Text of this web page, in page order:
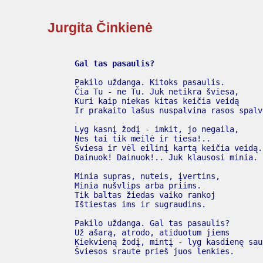
Jurgita Činkienė
Gal tas pasaulis?
      Pakilo uždanga. Kitoks pasaulis.
      Čia Tu - ne Tu. Juk netikra šviesa,
      Kuri kaip niekas kitas keičia veidą
Ir prakaito lašus nuspalvina rasos
      Lyg kasnį žodį - imkit, jo negaila,
      Nes tai tik meilė ir tiesa!..
      Šviesa ir vėl eilinį kartą keičia veidą.
      Dainuok! Dainuok!.. Juk klausosi minia.
      Minia supras, nuteis, įvertins,
      Minia nušvlips arba priims.
      Tik baltas žiedas vaiko rankoj
      Ištiestas ims ir sugraudins.
      Pakilo uždanga. Gal tas pasaulis?
      Už ašarą, atrodo, atiduotum jiems
Kiekvieną žodį, mintį - lyg kasdienę
      Šviesos sraute prieš juos lenkies.